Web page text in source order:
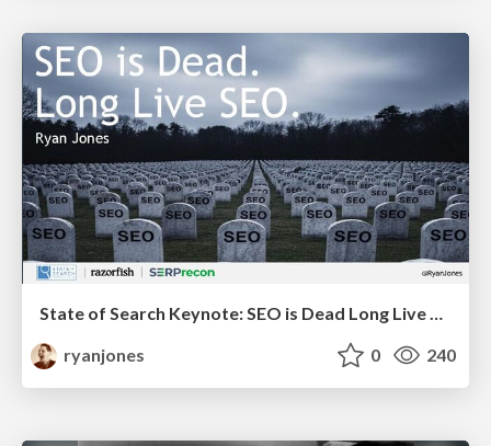
State of Search Keynote: SEO is Dead Long Live SEO
ryanjones
0 240